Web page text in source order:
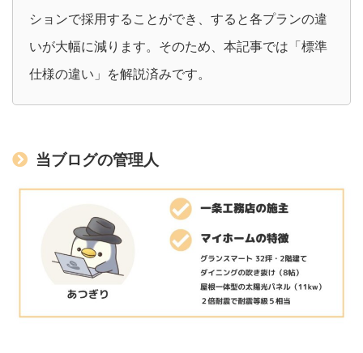
ションで採用することができ、すると各プランの違
いが大幅に減ります。そのため、本記事では「標準
仕様の違い」を解説済みです。
当ブログの管理人